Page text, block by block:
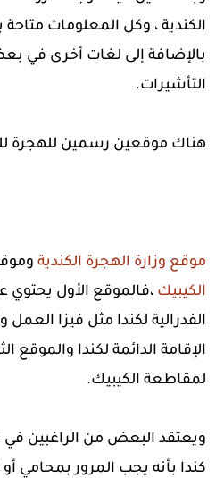
الكندية ، وكل المعلومات متاحة
بالإضافة إلى لغات أخرى في
التأشيرات.
هناك موقعين رسمين للهجرة
موقع وزارة الهجرة الكندية
الكيبيك ،فالموقع الأول يحتوي
الفدرالية لكندا مثل فيزا العمل
الإقامة الدائمة لكندا
لمقاطعة الكيبيك.
ويعتقد البعض من الراغبين في
كندا بأنه يجب المرور بمحامي